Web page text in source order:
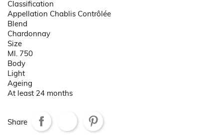
Classification
Appellation Chablis Contrôlée
Blend
Chardonnay
Size
Ml. 750
Body
Light
Ageing
At least 24 months
Share